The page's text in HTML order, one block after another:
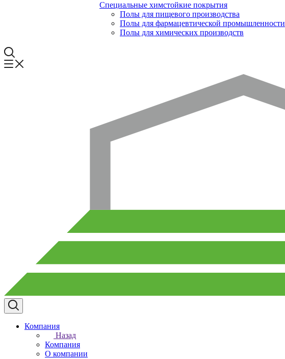
Специальные химстойкие покрытия
Полы для пищевого производства
Полы для фармацевтической промышленности
Полы для химических производств
Компания
Назад
Компания
О компании